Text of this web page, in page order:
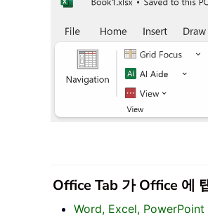
Office Tab 가 Office 에
Word, Excel, PowerPoint